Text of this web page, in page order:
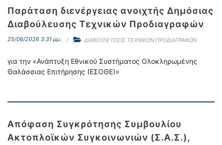
Παράταση διενέργειας ανοιχτής Δημόσιας
Διαβούλευσης Τεχνικών Προδιαγραφών
25/06/2026 3:31 μμ. ΔΙΑΒΟΥΛΕΥΣΕΙΣ ΤΕΧΝΙΚΩΝ ΠΡΟΔΙΑΓΡΑΦΩΝ
για την «Ανάπτυξη Εθνικού Συστήματος Ολοκληρωμένης
Θαλάσσιας Επιτήρησης (ΕΣΟΘΕ)»
Απόφαση Συγκρότησης Συμβουλίου
Ακτοπλοϊκών Συγκοινωνιών (Σ.Α.Σ.),